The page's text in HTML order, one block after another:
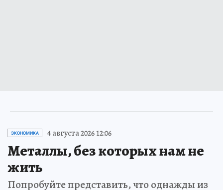
ЭКОНОМИКА 4 августа 2026 12:06
Металлы, без которых нам не
жить
Попробуйте представить, что однажды из